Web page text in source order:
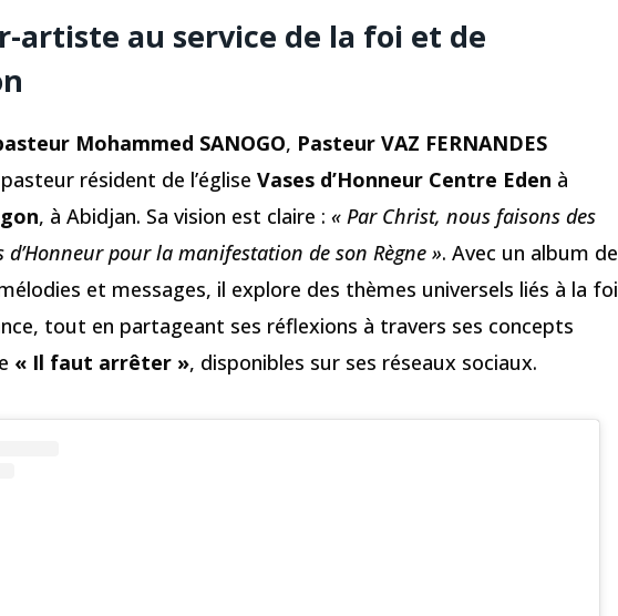
artiste au service de la foi et de
Mohammed SANOGO, Pasteur VAZ FERNANDES
résident de l’église Vases d’Honneur Centre Eden à
, à Abidjan. Sa vision est claire : « Par Christ, nous faisons des
d’Honneur pour la manifestation de son Règne ». Avec un album de
et messages, il explore des thèmes universels liés à la foi
tout en partageant ses réflexions à travers ses concepts
« Il faut arrêter », disponibles sur ses réseaux sociaux.